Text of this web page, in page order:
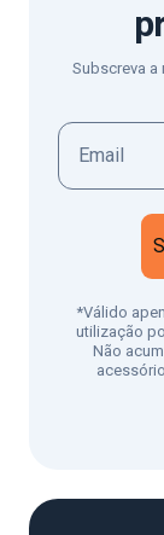
Subscreva a
*Válido
utilização
Não